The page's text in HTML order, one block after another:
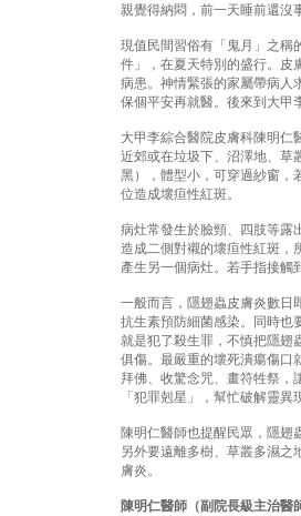
親覺得納悶，前一天睡前還沒
現值民間習俗有「鬼月」之稱
件」，在夏天特別的盛行。皮
病患。神情緊張的家屬帶病人
保個平安再就醫。後來到大甲
大甲李綜合醫院皮膚科陳明仁
近郊或在垃圾下、沼澤地、草
黑），體型小，可穿過紗窗，
位造成壞疸性紅斑。
病灶常發生於臉頸、四肢等露
造成二側對襯的壞疸性紅斑，
產生另一個病灶。若手指接觸
一般而言，隱翅蟲皮膚炎數日
抗生素預防細菌感染。同時也
就是犯了殺生罪，不慎把隱翅
俱傷。最嚴重的壞死潰瘍傷口
拜佛、收驚念咒、畫符牲祭，
「犯罪剋星」，幫忙破解靈異
陳明仁醫師也提醒民眾，隱翅
另外要遠離多樹、草叢多濕
膚炎。
陳明仁醫師（副院長級主治醫